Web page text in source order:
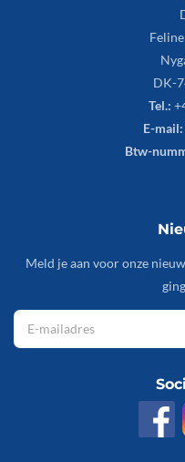
DK-
Tel.:
E-mail:
Btw-
Meld je aan voor onze